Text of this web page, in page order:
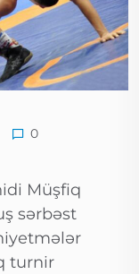
0
Müşfiq
sərbəst
turnir